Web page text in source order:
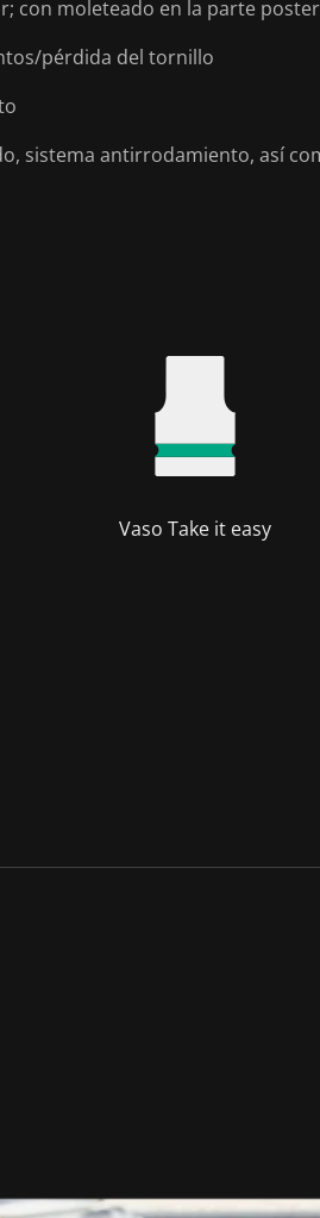
con moleteado en la parte
pérdida del tornillo
sistema antirrodamiento, así
Vaso Take it easy